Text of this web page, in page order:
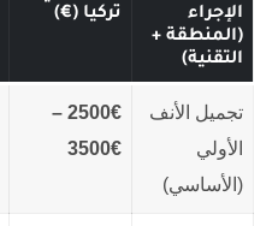
الإجراء
(المنطقة +
التقنية)
تركيا (€)
تجميل الأنف
الأولي
(الأساسي)
2500€ –
3500€